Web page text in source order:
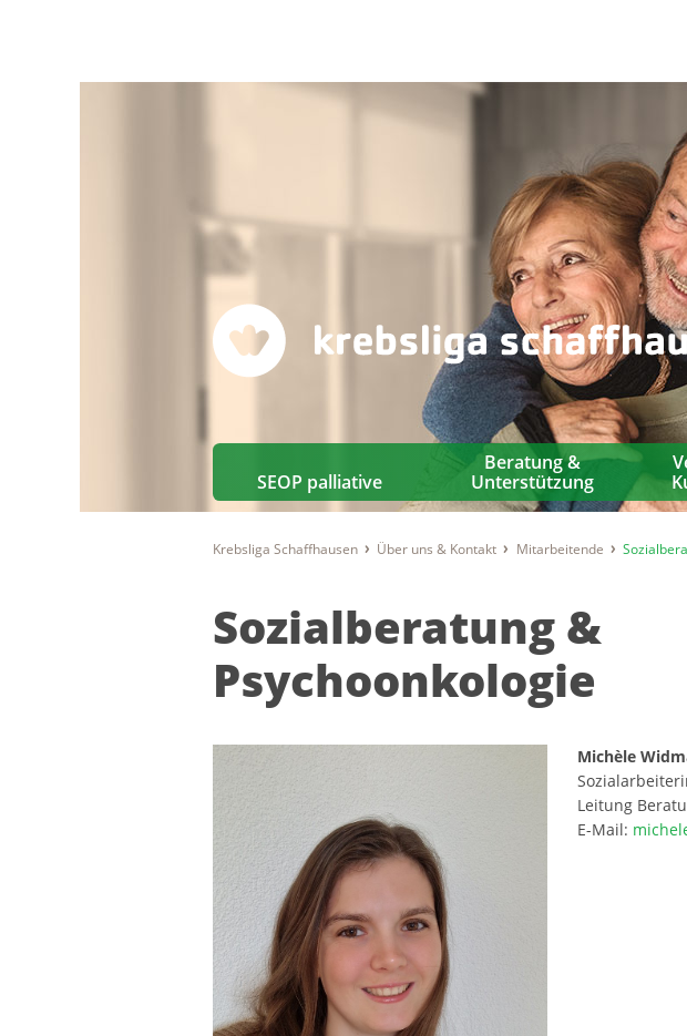
SEOP palliative
Beratung &
Unterstützung
Krebsliga Schaffhausen Über uns & Kontakt Mitarbeitende
Sozialberatung &
Psychoonkologie
Michèle
Leitung
E-Mail: